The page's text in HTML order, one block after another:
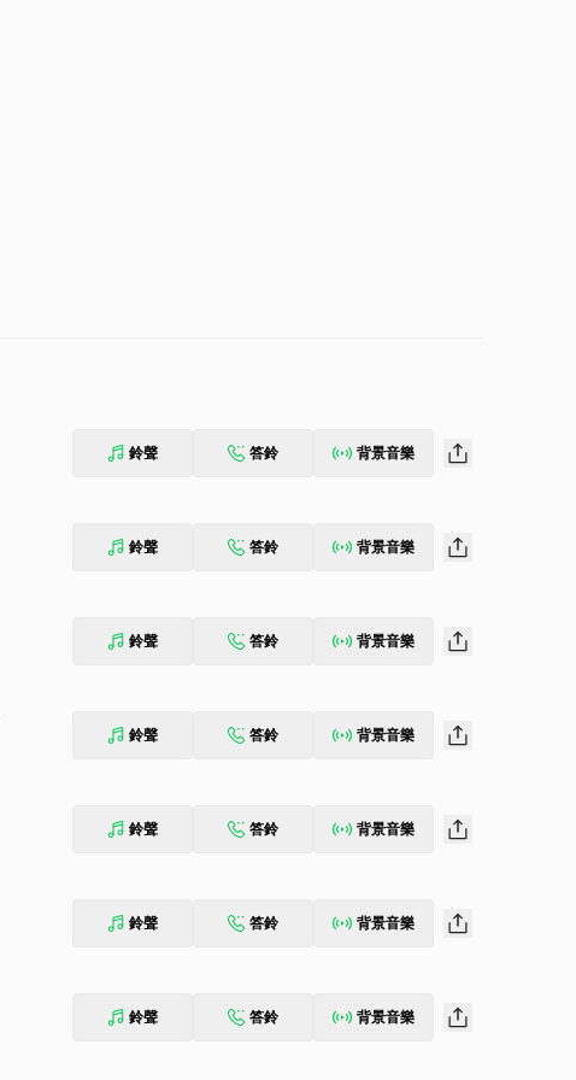
鈴聲 答鈴 背景音樂
鈴聲 答鈴 背景音樂
鈴聲 答鈴 背景音樂
鈴聲 答鈴 背景音樂
鈴聲 答鈴 背景音樂
鈴聲 答鈴 背景音樂
鈴聲 答鈴 背景音樂